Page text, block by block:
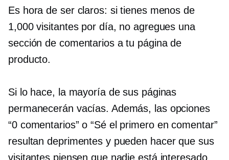
Es hora de ser claros: si tienes menos de
1,000 visitantes por día, no agregues una
sección de comentarios a tu página de
producto.
Si lo hace, la mayoría de sus páginas
permanecerán vacías. Además, las opciones
“0 comentarios” o “Sé el primero en comentar”
resultan deprimentes y pueden hacer que sus
visitantes piensen que nadie está interesado